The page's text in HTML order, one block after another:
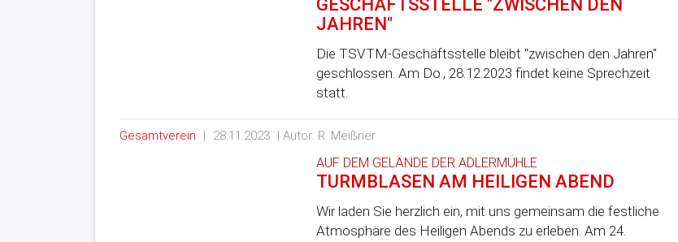
GESCHÄFTSSTELLE "ZWISCHEN DEN
JAHREN"
Die TSVTM-Geschäftsstelle bleibt "zwischen den Jahren"
geschlossen. Am Do., 28.12.2023 findet keine Sprechzeit
statt.
Gesamtverein | 28.11.2023 | Autor: R. Meißner
AUF DEM GELÄNDE DER ADLERMÜHLE
TURMBLASEN AM HEILIGEN ABEND
Wir laden Sie herzlich ein, mit uns gemeinsam die festliche
Atmosphäre des Heiligen Abends zu erleben. Am 24.